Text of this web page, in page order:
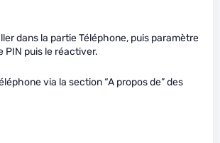
dans la partie Téléphone, puis paramètre
PIN puis le réactiver.
via la section “A propos de” des